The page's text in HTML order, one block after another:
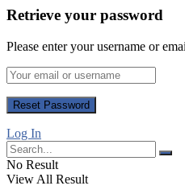
Retrieve your password
Please enter your username or
Log In
No Result
View All Result